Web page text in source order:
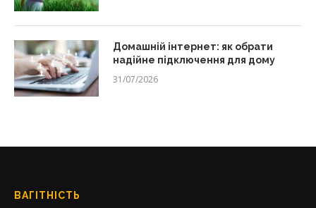
Домашній інтернет: як обрати
надійне підключення для дому
31/07/2026
ВАГІТНІСТЬ